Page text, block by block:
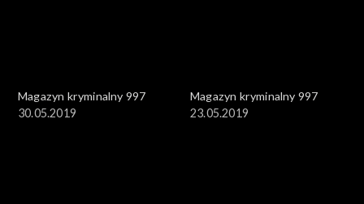
Magazyn kryminalny 997
30.05.2019
Magazyn kryminalny 997
23.05.2019